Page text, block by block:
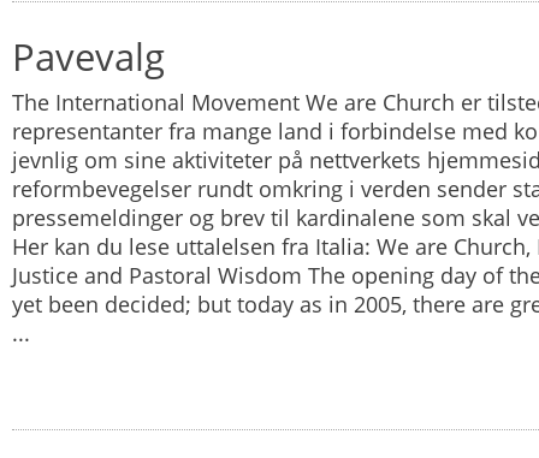
Pavevalg
The International Movement We are Church er
representanter fra mange land i forbindelse med
jevnlig om sine aktiviteter på nettverkets
reformbevegelser rundt omkring i verden sender
pressemeldinger og brev til kardinalene som skal
Her kan du lese uttalelsen fra Italia: We are
Justice and Pastoral Wisdom The opening day of
yet been decided; but today as in 2005, there are
...